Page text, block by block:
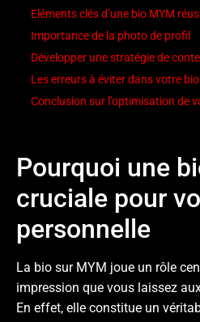
Eléments clés d’une bio MYM
Importance de la photo de profil
Développer une stratégie de
Les erreurs à éviter dans votre bio
Conclusion sur l’optimisation de
Pourquoi une
cruciale pour
personnelle
La bio sur MYM joue un rôle
impression que vous laissez
En effet, elle constitue un